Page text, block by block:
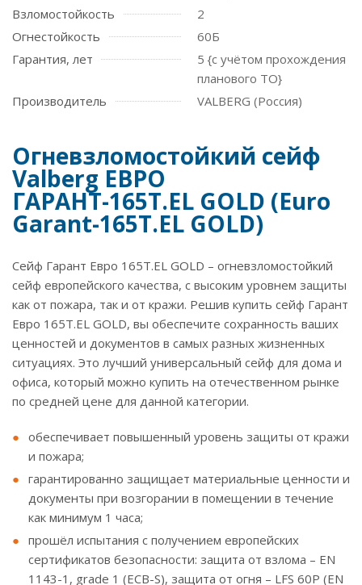
Взломостойкость
2
Огнестойкость
60Б
Гарантия, лет
5 {с учётом прохождения
планового ТО}
Производитель
VALBERG (Россия)
Огневзломостойкий сейф
Valberg ЕВРО
ГАРАНТ-165T.EL GOLD (Euro
Garant-165T.EL GOLD)
Сейф Гарант Евро 165T.EL GOLD – огневзломостойкий
сейф европейского качества, с высоким уровнем защиты
как от пожара, так и от кражи. Решив купить сейф Гарант
Евро 165T.EL GOLD, вы обеспечите сохранность ваших
ценностей и документов в самых разных жизненных
ситуациях. Это лучший универсальный сейф для дома и
офиса, который можно купить на отечественном рынке
по средней цене для данной категории.
обеспечивает повышенный уровень защиты от кражи
и пожара;
гарантированно защищает материальные ценности и
документы при возгорании в помещении в течение
как минимум 1 часа;
прошёл испытания с получением европейских
сертификатов безопасности: защита от взлома – EN
1143-1, grade 1 (ECB-S), защита от огня – LFS 60P (EN